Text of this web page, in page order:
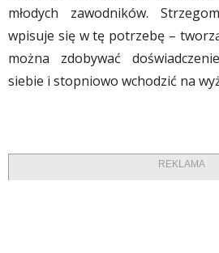
młodych zawodników.
wpisuje się w tę potrzebę –
można zdobywać
siebie i stopniowo wchodzić na
REKLAMA